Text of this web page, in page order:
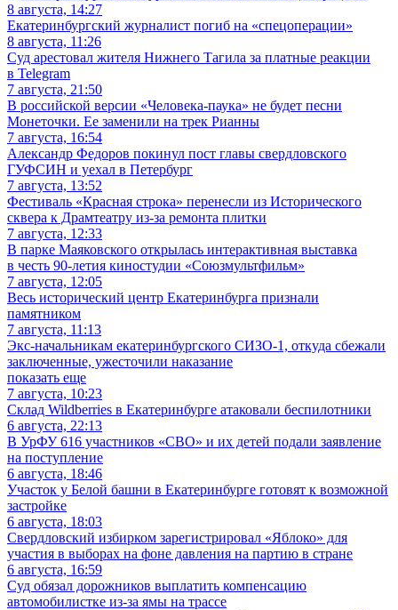
8 августа, 14:27
Екатеринбургский журналист погиб на «спецоперации»
8 августа, 11:26
Суд арестовал жителя Нижнего Тагила за платные реакции
в Telegram
7 августа, 21:50
В российской версии «Человека-паука» не будет песни
Монеточки. Ее заменили на трек Рианны
7 августа, 16:54
Александр Федоров покинул пост главы свердловского
ГУФСИН и уехал в Петербург
7 августа, 13:52
Фестиваль «Красная строка» перенесли из Исторического
сквера к Драмтеатру из-за ремонта плитки
7 августа, 12:33
В парке Маяковского открылась интерактивная выставка
в честь 90-летия киностудии «Союзмультфильм»
7 августа, 12:05
Весь исторический центр Екатеринбурга признали
памятником
7 августа, 11:13
Экс-начальникам екатеринбургского СИЗО-1, откуда сбежали
заключенные, ужесточили наказание
показать еще
7 августа, 10:23
Склад Wildberries в Екатеринбурге атаковали беспилотники
6 августа, 22:13
В УрФУ 616 участников «СВО» и их детей подали заявление
на поступление
6 августа, 18:46
Участок у Белой башни в Екатеринбурге готовят к возможной
застройке
6 августа, 18:03
Свердловский избирком зарегистрировал «Яблоко» для
участия в выборах на фоне давления на партию в стране
6 августа, 16:59
Суд обязал дорожников выплатить компенсацию
автомобилистке из-за ямы на трассе